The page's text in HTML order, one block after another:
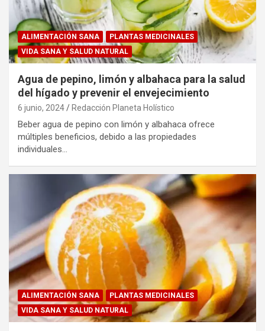
ALIMENTACIÓN SANA
PLANTAS MEDICINALES
VIDA SANA Y SALUD NATURAL
Agua de pepino, limón y albahaca para la salud
del hígado y prevenir el envejecimiento
6 junio, 2024 Redacción Planeta Holístico
Beber agua de pepino con limón y albahaca ofrece
múltiples beneficios, debido a las propiedades
individuales…
ALIMENTACIÓN SANA
PLANTAS MEDICINALES
VIDA SANA Y SALUD NATURAL